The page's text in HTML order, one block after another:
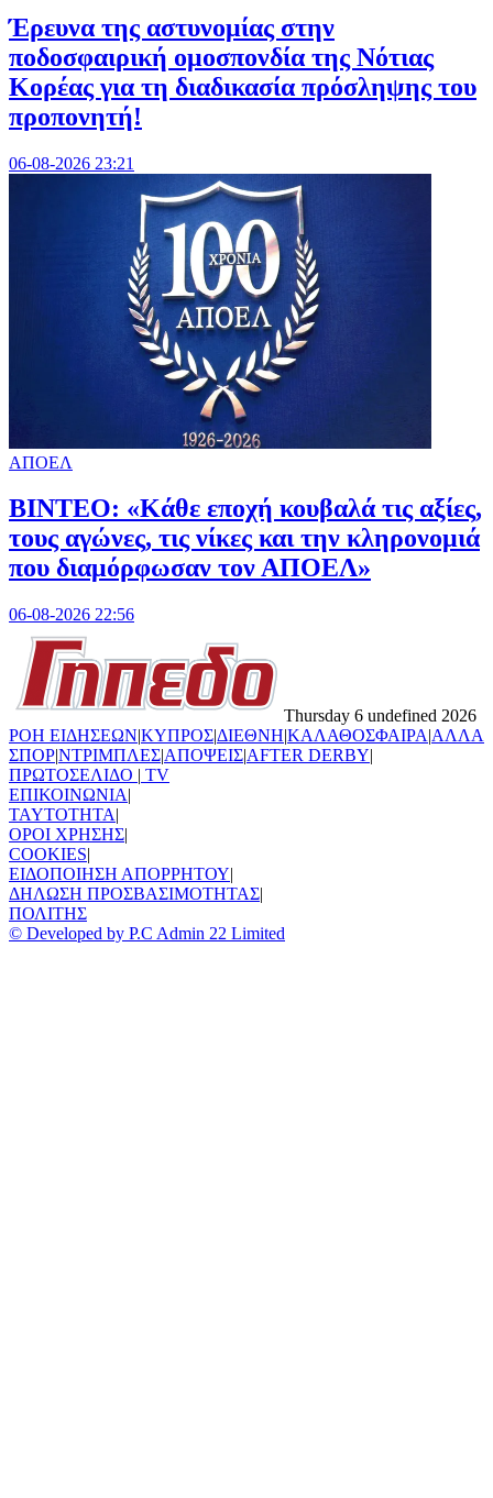
Έρευνα της αστυνομίας στην
ποδοσφαιρική ομοσπονδία της Νότιας
Κορέας για τη διαδικασία πρόσληψης του
προπονητή!
06-08-2026 23:21
ΑΠΟΕΛ
ΒΙΝΤΕΟ: «Κάθε εποχή κουβαλά τις αξίες,
τους αγώνες, τις νίκες και την κληρονομιά
που διαμόρφωσαν τον ΑΠΟΕΛ»
06-08-2026 22:56
Thursday 6 undefined 2026
ΡΟΗ ΕΙΔΗΣΕΩΝ|ΚΥΠΡΟΣ|ΔΙΕΘΝΗ|ΚΑΛΑΘΟΣΦΑΙΡΑ|ΑΛΛΑ
ΣΠΟΡ|ΝΤΡΙΜΠΛΕΣ|ΑΠΟΨΕΙΣ|AFTER DERBY|
ΠΡΩΤΟΣΕΛΙΔΟ | TV
ΕΠΙΚΟΙΝΩΝΙΑ|
TAYTOTHTA|
ΟΡΟΙ ΧΡΗΣΗΣ|
COOKIES|
ΕΙΔΟΠΟΙΗΣΗ ΑΠΟΡΡΗΤΟΥ|
ΔΗΛΩΣΗ ΠΡΟΣΒΑΣΙΜΟΤΗΤΑΣ|
ΠΟΛΙΤΗΣ
© Developed by P.C Admin 22 Limited